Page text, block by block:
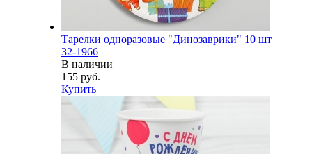
Тарелки одноразовые "Динозаврики" 10 шт
32-1966
В наличии
155 руб.
Купить